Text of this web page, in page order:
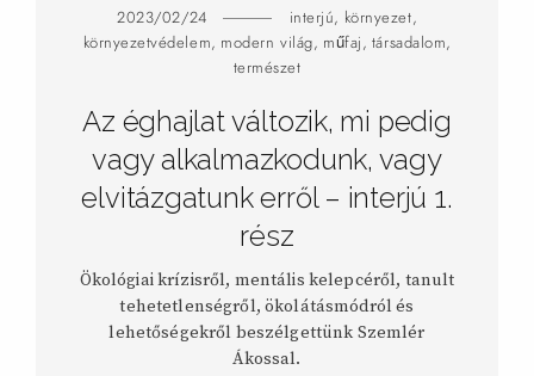
2023/02/24 interjú, környezet,
környezetvédelem, modern világ, műfaj, társadalom,
természet
Az éghajlat változik, mi pedig
vagy alkalmazkodunk, vagy
elvitázgatunk erről – interjú 1.
rész
Ökológiai krízisről, mentális kelepcéről, tanult
tehetetlenségről, ökolátásmódról és
lehetőségekről beszélgettünk Szemlér
Ákossal.